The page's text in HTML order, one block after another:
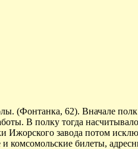
(Фонтанка, 62). Вначале полк
В полку тогда
завода потом
и комсомольские билеты,